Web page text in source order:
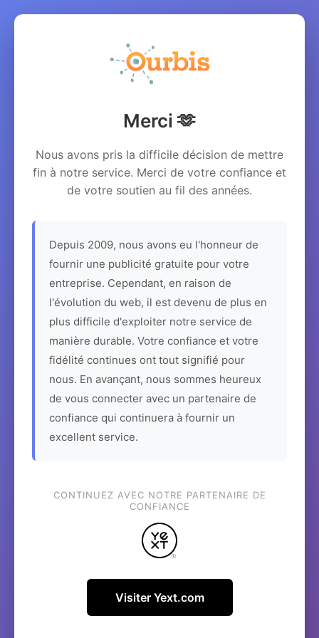
Merci 🫶
Nous avons pris la difficile décision de mettre
fin à notre service. Merci de votre confiance et
de votre soutien au fil des années.
Depuis 2009, nous avons eu l'honneur de
fournir une publicité gratuite pour votre
entreprise. Cependant, en raison de
l'évolution du web, il est devenu de plus en
plus difficile d'exploiter notre service de
manière durable. Votre confiance et votre
fidélité continues ont tout signifié pour
nous. En avançant, nous sommes heureux
de vous connecter avec un partenaire de
confiance qui continuera à fournir un
excellent service.
CONTINUEZ AVEC NOTRE PARTENAIRE DE
CONFIANCE
Visiter Yext.com